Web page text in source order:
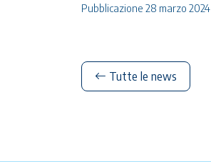
Pubblicazione 28 marzo 2024
Tutte le news